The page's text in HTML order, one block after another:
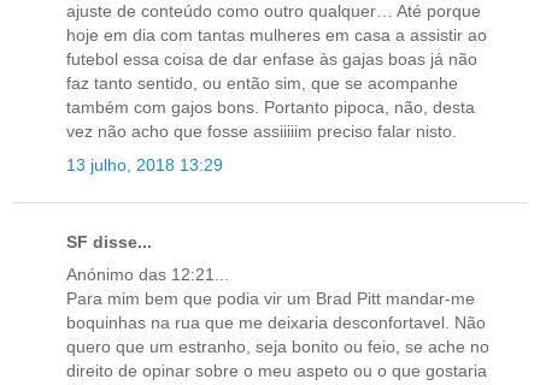
ajuste de conteúdo como outro qualquer… Até porque
hoje em dia com tantas mulheres em casa a assistir ao
futebol essa coisa de dar enfase às gajas boas já não
faz tanto sentido, ou então sim, que se acompanhe
também com gajos bons. Portanto pipoca, não, desta
vez não acho que fosse assiiiiim preciso falar nisto.
13 julho, 2018 13:29
SF disse...
Anónimo das 12:21...
Para mim bem que podia vir um Brad Pitt mandar-me
boquinhas na rua que me deixaria desconfortavel. Não
quero que um estranho, seja bonito ou feio, se ache no
direito de opinar sobre o meu aspeto ou o que gostaria